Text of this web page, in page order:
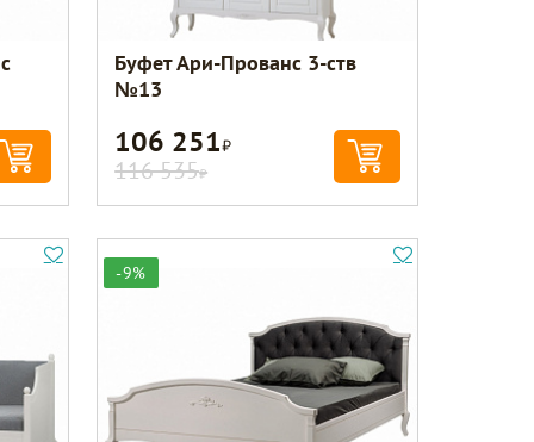
Буфет Ари-Прованс 3-ств
№13
106 251Р
116 535Р
-9%